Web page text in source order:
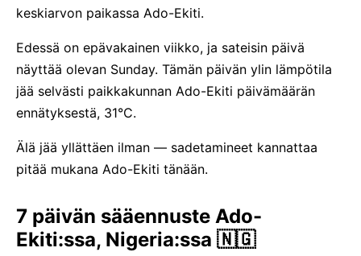
keskiarvon paikassa Ado-Ekiti.
Edessä on epävakainen viikko, ja sateisin päivä
näyttää olevan Sunday. Tämän päivän ylin lämpötila
jää selvästi paikkakunnan Ado-Ekiti päivämäärän
ennätyksestä, 31°C.
Älä jää yllättäen ilman — sadetamineet kannattaa
pitää mukana Ado-Ekiti tänään.
7 päivän sääennuste Ado-
Ekiti:ssa, Nigeria:ssa 🇳🇬